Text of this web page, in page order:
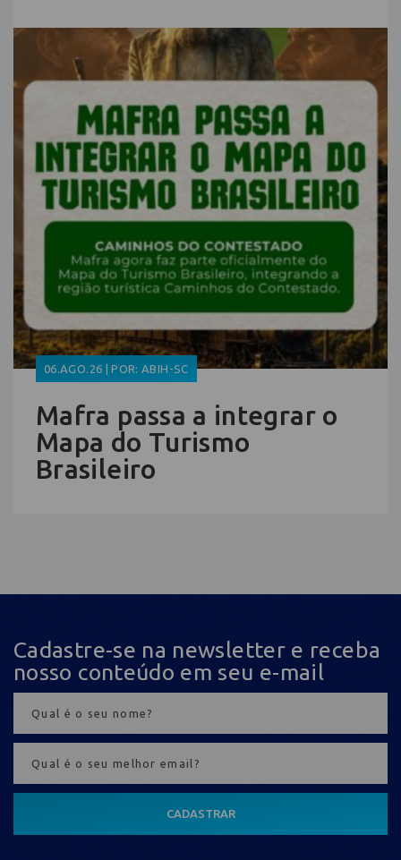
06.AGO.26 | POR: ABIH-SC
Mafra passa a integrar o
Mapa do Turismo
Brasileiro
Cadastre-se na newsletter e receba
nosso conteúdo em seu e-mail
CADASTRAR